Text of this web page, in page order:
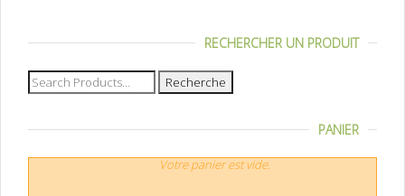
RECHERCHER UN PRODUIT
Recherche
pour :
PANIER
Votre panier est vide.